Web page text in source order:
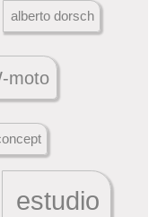
alberto dorsch
moto
estudio